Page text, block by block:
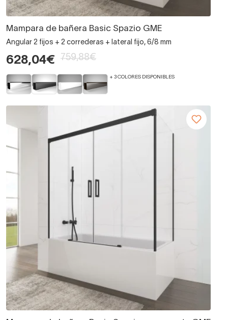
Mampara de bañera Basic Spazio GME
Angular 2 fijos + 2 correderas + lateral fijo, 6/8 mm
628,04€ 759,88€
+ 3 COLORES DISPONIBLES